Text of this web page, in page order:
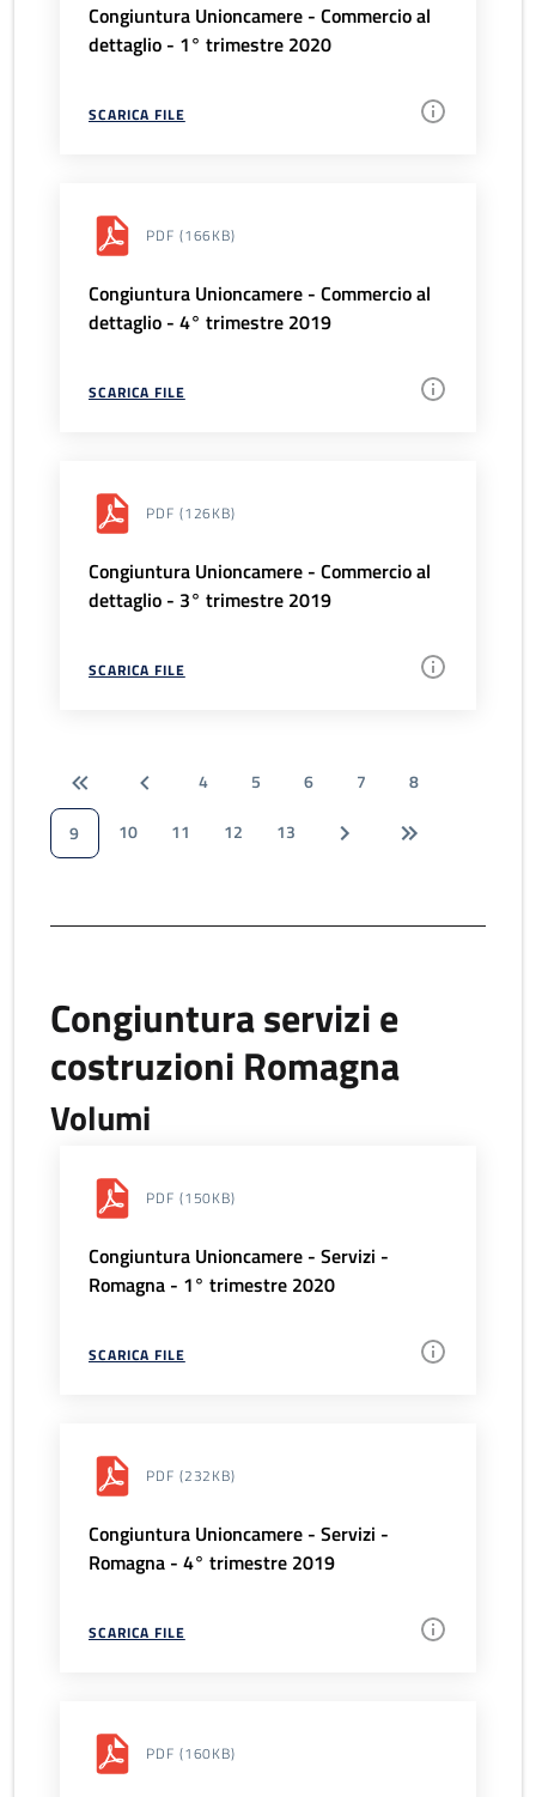
Congiuntura Unioncamere - Commercio al
dettaglio - 1° trimestre 2020
SCARICA FILE
PDF (166KB)
Congiuntura Unioncamere - Commercio al
dettaglio - 4° trimestre 2019
SCARICA FILE
PDF (126KB)
Congiuntura Unioncamere - Commercio al
dettaglio - 3° trimestre 2019
SCARICA FILE
4 5 6 7
8
9
10 11 12 13
Congiuntura servizi e
costruzioni Romagna
Volumi
PDF (150KB)
Congiuntura Unioncamere - Servizi -
Romagna - 1° trimestre 2020
SCARICA FILE
PDF (232KB)
Congiuntura Unioncamere - Servizi -
Romagna - 4° trimestre 2019
SCARICA FILE
PDF (160KB)